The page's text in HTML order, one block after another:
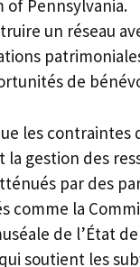
of Pennsylvania.
un réseau
de
les contraintes
gestion des
par des
comme la
de l’État de
soutient les